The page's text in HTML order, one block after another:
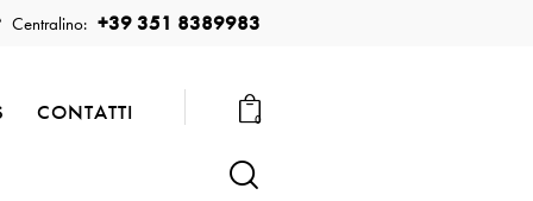
Centralino: +39 351 8389983
CONTATTI 0